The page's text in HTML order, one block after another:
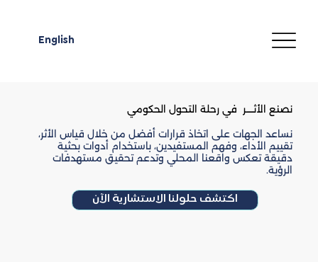
English
نصنع الأثـــــر في رحلة التحول الحكومي
نساعد الجهات على اتخاذ قرارات أفضل من خلال قياس الأثر،
تقييم الأداء، وفهم المستفيدين، باستخدام أدوات بحثية
دقيقة تعكس واقعنا المحلي وتدعم تحقيق مستهدفات
الرؤية.
اكتشف حلولنا الاستشارية الآن